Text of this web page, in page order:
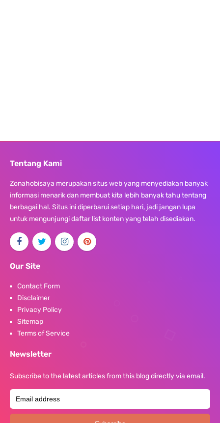
Tentang Kami
Zonahobisaya merupakan situs web yang menyediakan banyak
informasi menarik dan membuat kita lebih banyak tahu tentang
berbagai hal. Situs ini diperbarui setiap hari, jadi jangan lupa
untuk mengunjungi daftar list konten yang telah disediakan.
Our Site
Contact Form
Disclaimer
Privacy Policy
Sitemap
Terms of Service
Newsletter
Subscribe to the latest articles from this blog directly via email.